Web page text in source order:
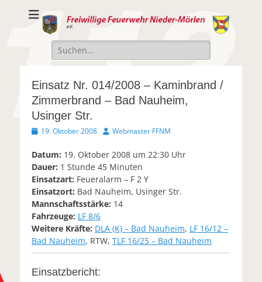
Freiwillige
Feuerwehr Nieder-
Mörlen e.V.
Freiwillige Feuerwehr Nieder-Mörlen e.v.
Suche
nach:
Einsatz Nr. 014/2008 – Kaminbrand /
Zimmerbrand – Bad Nauheim,
Usinger Str.
Veröffentlicht
19. Oktober 2008 AutorWebmaster FFNM
Datum: 19. Oktober 2008 um 22:30 Uhr
Dauer: 1 Stunde 45 Minuten
Einsatzart: Feueralarm – F 2 Y
Einsatzort: Bad Nauheim, Usinger Str.
Mannschaftsstärke: 14
Fahrzeuge: LF 8/6
Weitere Kräfte: DLA (K) – Bad Nauheim, LF 16/12 –
Bad Nauheim, RTW, TLF 16/25 – Bad Nauheim
Einsatzbericht: